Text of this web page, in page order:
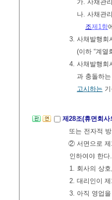
가. 사채관
나. 사채관
조제1항
3. 사채발행회
(이하 “계열
4. 사채발행회
과 충돌하
고시하는
제28조(휴면회
또는 전자적
② 서면으로 제
인하여야 한
1. 회사의 상
2. 대리인이
3. 아직 영업